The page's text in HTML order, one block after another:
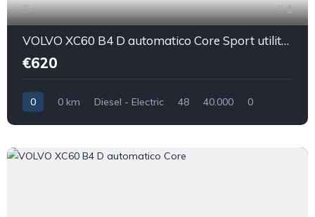
1
VOLVO XC60 B4 D automatico Core Sport utility vehicle 5-door (Euro 6D)
€620
0 0 km Diesel - Electric 48 40.000 0